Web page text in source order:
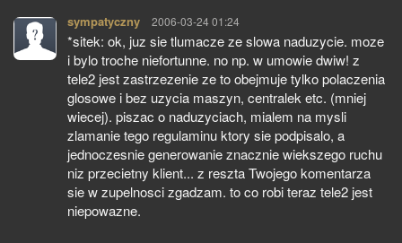
sympatyczny pisze:
2006-03-24 01:24
*sitek: ok, juz sie tlumacze ze slowa naduzycie. moze
i bylo troche niefortunne. no np. w umowie dwiw! z
tele2 jest zastrzezenie ze to obejmuje tylko polaczenia
glosowe i bez uzycia maszyn, centralek etc. (mniej
wiecej). piszac o naduzyciach, mialem na mysli
zlamanie tego regulaminu ktory sie podpisalo, a
jednoczesnie generowanie znacznie wiekszego ruchu
niz przecietny klient... z reszta Twojego komentarza
sie w zupelnosci zgadzam. to co robi teraz tele2 jest
niepowazne.